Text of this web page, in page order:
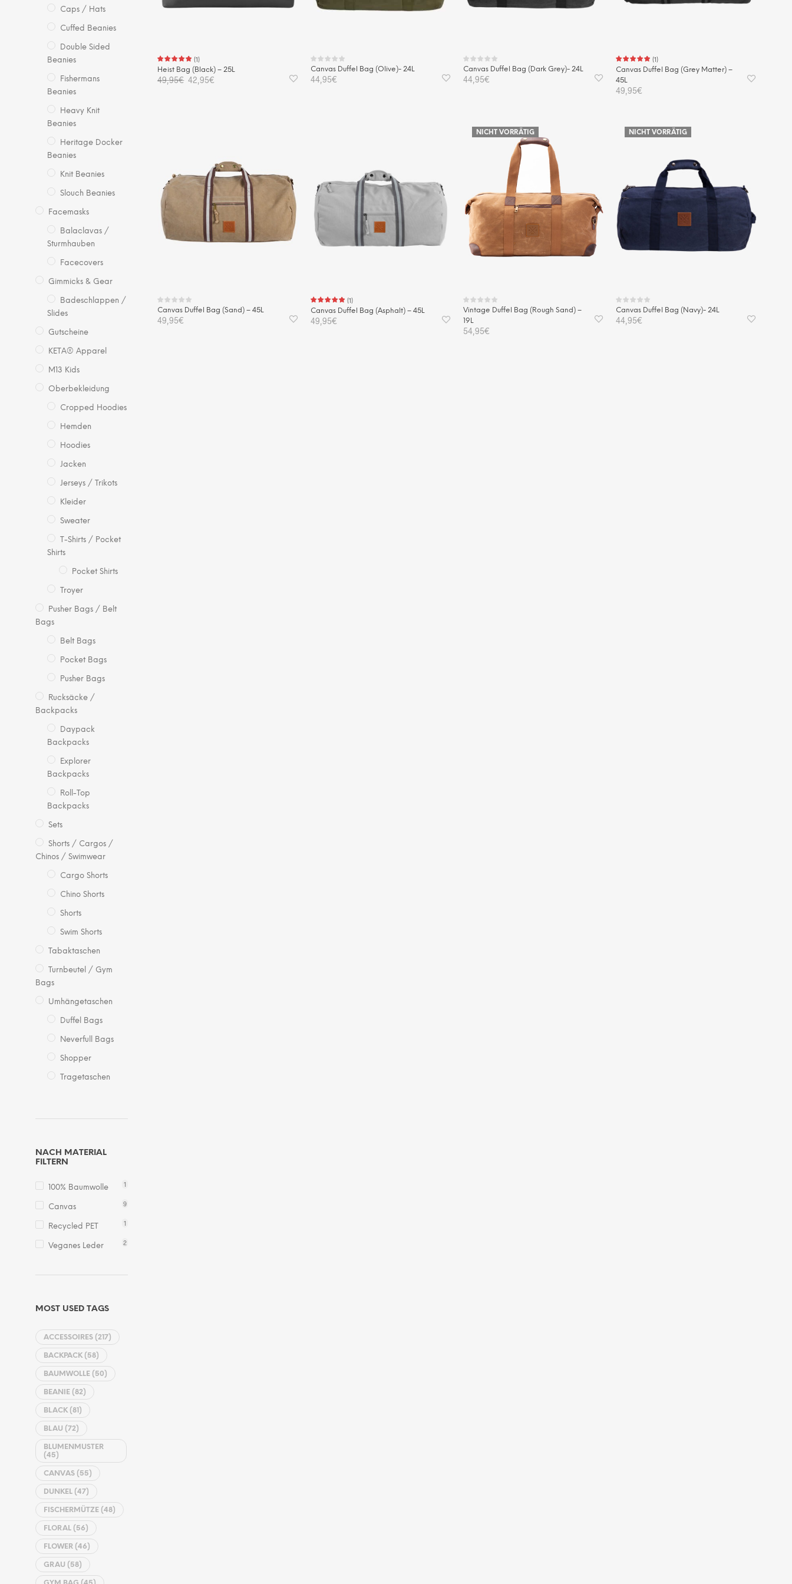
Caps / Hats
Cuffed Beanies
Double Sided
Beanies
Fishermans
Beanies
Heavy Knit
Beanies
Heritage Docker
Beanies
Knit Beanies
Slouch Beanies
Facemasks
Balaclavas /
Sturmhauben
Facecovers
Gimmicks & Gear
Badeschlappen /
Slides
Gutscheine
KETA® Apparel
M13 Kids
Oberbekleidung
Cropped Hoodies
Hemden
Hoodies
Jacken
Jerseys / Trikots
Kleider
Sweater
T-Shirts / Pocket
Shirts
Pocket Shirts
Troyer
Pusher Bags / Belt
Bags
Belt Bags
Pocket Bags
Pusher Bags
Rucksäcke /
Backpacks
Daypack
Backpacks
Explorer
Backpacks
Roll-Top
Backpacks
Sets
Shorts / Cargos /
Chinos / Swimwear
Cargo Shorts
Chino Shorts
Shorts
Swim Shorts
Tabaktaschen
Turnbeutel / Gym
Bags
Umhängetaschen
Duffel Bags
Neverfull Bags
Shopper
Tragetaschen
NACH MATERIAL
FILTERN
100% Baumwolle 1
Canvas 9
Recycled PET 1
Veganes Leder 2
MOST USED TAGS
ACCESSOIRES (217)
BACKPACK(58)
BAUMWOLLE (50)
BEANIE (82)
BLACK(81)
BLAU (72)
BLUMENMUSTER
(45)
CANVAS (55)
DUNKEL (47)
FISCHERMÜTZE (48)
FLORAL (56)
FLOWER (46)
GRAU (58)
(1)
Heist Bag (Black) – 25L
49,95€ Ursprünglicher
Preis
42,95€Aktueller
Canvas Duffel Bag (Olive)- 24L
44,95€
Canvas Duffel Bag (Dark Grey)- 24L
44,95€
(1)
Canvas Duffel Bag (Grey Matter) –
45L
49,95€
Canvas Duffel Bag (Sand) – 45L
49,95€
(1)
Canvas Duffel Bag (Asphalt) – 45L
49,95€
NICHT VORRÄTIG
Vintage Duffel Bag (Rough Sand) –
19L
54,95€
NICHT VORRÄTIG
Canvas Duffel Bag (Navy)- 24L
44,95€